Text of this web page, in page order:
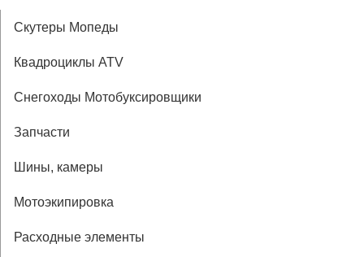
Скутеры Мопеды
Квадроциклы ATV
Снегоходы Мотобуксировщики
Запчасти
Шины, камеры
Мотоэкипировка
Расходные элементы